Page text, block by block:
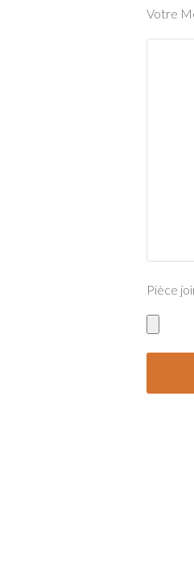
Votre
Pièce